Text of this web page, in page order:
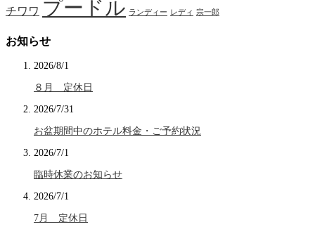
チワワ プードル ランディー レディ 宗一郎
お知らせ
2026/8/1
８月 定休日
2026/7/31
お盆期間中のホテル料金・ご予約状況
2026/7/1
臨時休業のお知らせ
2026/7/1
7月 定休日